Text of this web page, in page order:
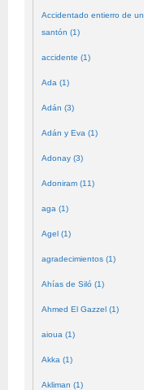
Accidentado entierro de un
santón (1)
accidente (1)
Ada (1)
Adán (3)
Adán y Eva (1)
Adonay (3)
Adoniram (11)
aga (1)
Agel (1)
agradecimientos (1)
Ahías de Siló (1)
Ahmed El Gazzel (1)
aioua (1)
Akka (1)
Akliman (1)